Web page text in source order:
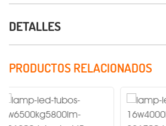
DETALLES
PRODUCTOS RELACIONADOS